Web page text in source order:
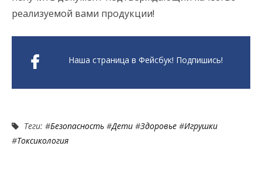
реализуемой вами продукции!
Наша страница в Фейсбук! Подпишись!
Теги: #Безопасность #Дети #Здоровье #Игрушки
#Токсикология